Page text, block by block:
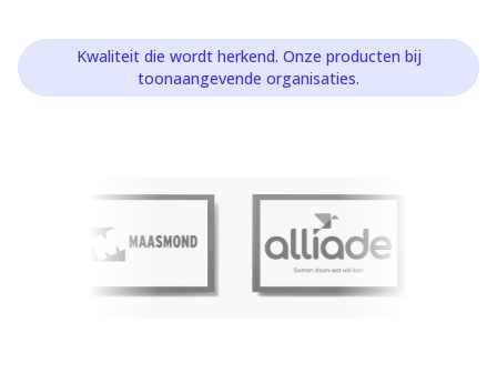
Kwaliteit die wordt herkend. Onze producten bij
toonaangevende organisaties.